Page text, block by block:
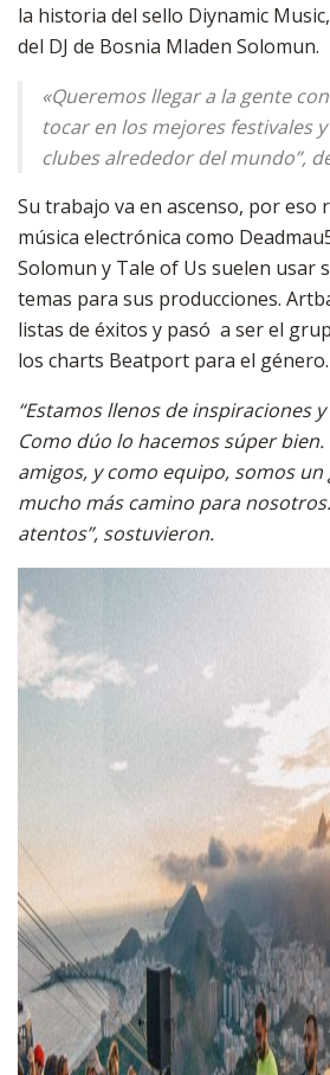
la historia del sello Diynamic
del DJ de Bosnia Mladen Solomun.
«Queremos llegar a la gente
tocar en los mejores festivales
clubes alrededor del mundo”,
Su trabajo va en ascenso, por eso
música electrónica como
Solomun y Tale of Us suelen usar
temas para sus producciones.
listas de éxitos y pasó a ser el
los charts Beatport para el género.
“Estamos llenos de inspiraciones
Como dúo lo hacemos súper
amigos, y como equipo, somos
mucho más camino para
atentos”, sostuvieron.